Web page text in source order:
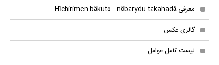
معرفی Hîchirimen bâkuto - nôbarydu takahadâ
گالری عکس
لیست کامل عوامل